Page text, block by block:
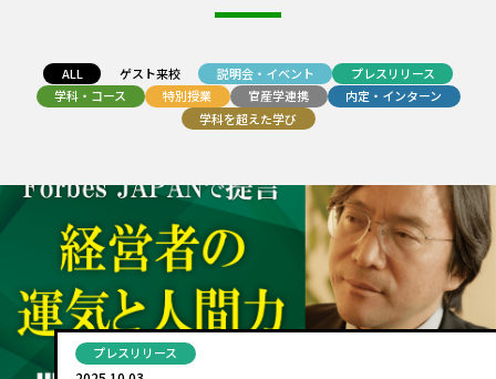
ALL ゲスト来校 説明会・イベント
プレスリリース
学科・コース
特別授業 官産学連携
内定・インターン
学科を超えた学び
プレスリリース